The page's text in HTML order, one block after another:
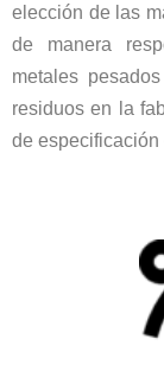
elección de las
de manera
metales
residuos en la
de